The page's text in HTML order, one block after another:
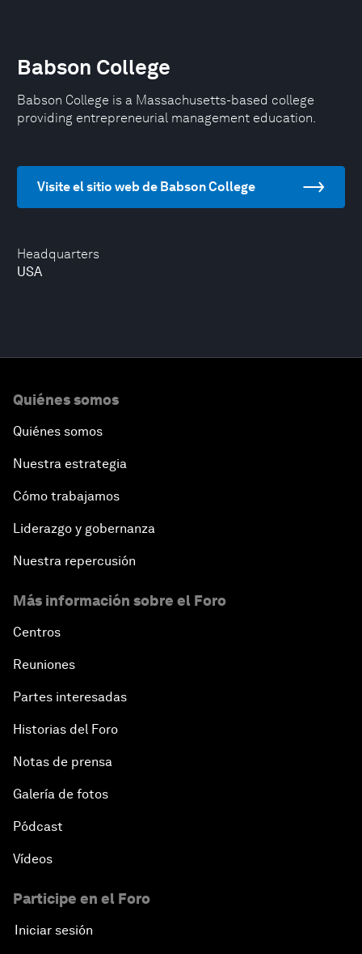
Headquarters
USA
Babson College
Babson College is a Massachusetts-based college
providing entrepreneurial management education.
Visite el sitio web de Babson College
Quiénes somos
Quiénes somos
Nuestra estrategia
Cómo trabajamos
Liderazgo y gobernanza
Nuestra repercusión
Más información sobre el Foro
Centros
Reuniones
Partes interesadas
Historias del Foro
Notas de prensa
Galería de fotos
Pódcast
Vídeos
Participe en el Foro
Iniciar sesión